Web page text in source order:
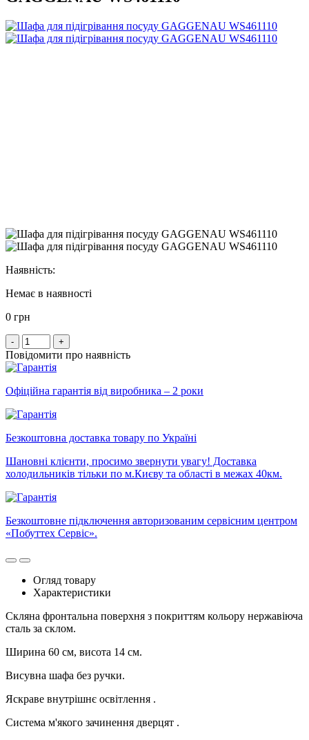
Наявність:
Немає в наявності
0 грн
- +
Повідомити про наявність
Офіційна гарантія від виробника – 2 роки
Безкоштовна доставка товару по Україні
Шановні клієнти, просимо звернути увагу! Доставка
холодильників тільки по м.Києву та області в межах 40км.
Безкоштовне підключення авторизованим сервісним центром
«Побуттех Сервіс».
Огляд товару
Характеристики
Скляна фронтальна поверхня з покриттям кольору нержавіюча
сталь за склом.
Ширина 60 см, висота 14 см.
Висувна шафа без ручки.
Яскраве внутрішнє освітлення .
Система м'якого зачинення дверцят .